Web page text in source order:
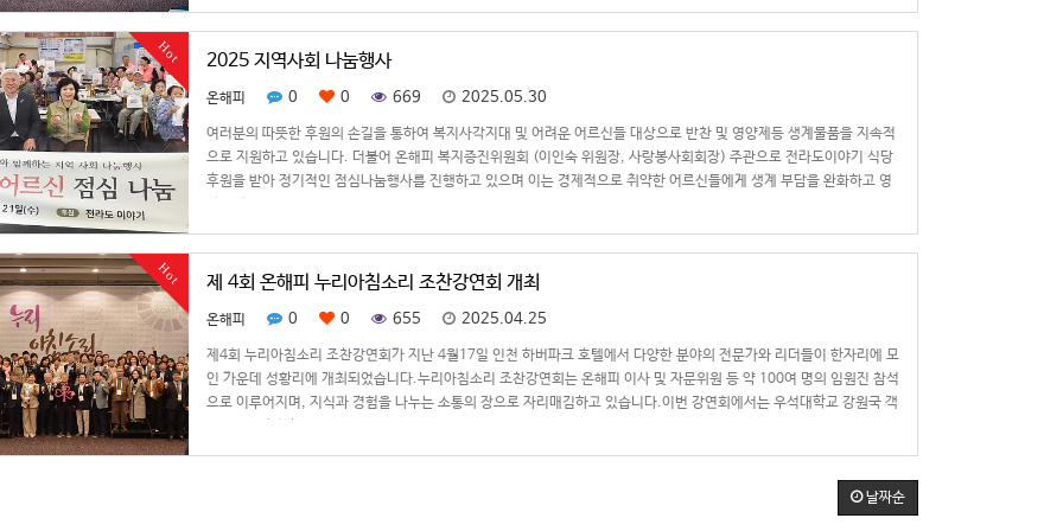
Hot 2025 지역사회 나눔행사
온해피 0 0 669 2025.05.30
여러분의 따뜻한 후원의 손길을 통하여 복지사각지대 및 어려운 어르신들 대상으로 반찬 및 영양제등 생계물품을 지속적
으로 지원하고 있습니다. 더불어 온해피 복지증진위원회 (이인숙 위원장, 사랑봉사회회장) 주관으로 전라도이야기 식당
후원을 받아 정기적인 점심나눔행사를 진행하고 있으며 이는 경제적으로 취약한 어르신들에게 생계 부담을 완화하고 영
Hot 제 4회 온해피 누리아침소리 조찬강연회 개최
온해피 0 0 655 2025.04.25
제4회 누리아침소리 조찬강연회가 지난 4월17일 인천 하버파크 호텔에서 다양한 분야의 전문가와 리더들이 한자리에 모
인 가운데 성황리에 개최되었습니다.누리아침소리 조찬강연회는 온해피 이사 및 자문위원 등 약 100여 명의 임원진 참석
으로 이루어지며, 지식과 경험을 나누는 소통의 장으로 자리매김하고 있습니다.이번 강연회에서는 우석대학교 강원국 객
날짜순